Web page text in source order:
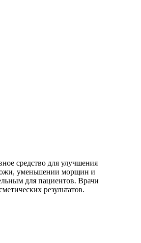
средство для улучшения
уменьшении морщин и
для пациентов. Врачи
результатов.